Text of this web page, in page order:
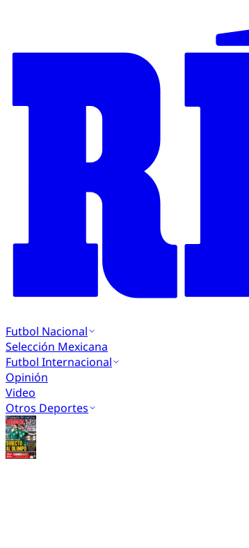
Futbol Nacional
Selección Mexicana
Futbol Internacional
Opinión
Video
Otros Deportes